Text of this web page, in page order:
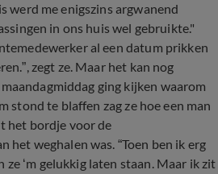
werd me enigszins argwanend
in ons huis wel gebruikte."
al een datum prikken
zegt ze. Maar het kan nog
ging kijken waarom
stond te blaffen zag ze hoe een man
het bordje voor de
het weghalen was. “Toen ben ik erg
ze ‘m gelukkig laten staan. Maar ik zit